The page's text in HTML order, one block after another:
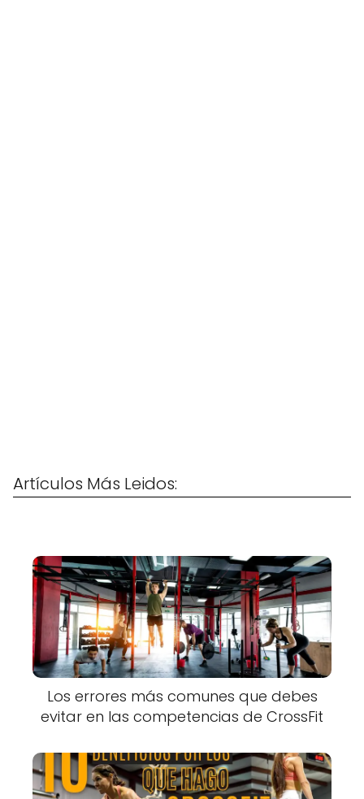
Artículos Más Leidos:
Los errores más comunes que debes
evitar en las competencias de CrossFit